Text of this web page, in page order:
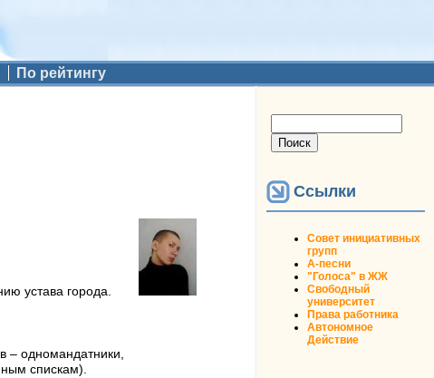
По рейтингу
устава города.
– одномандатники,
спискам).
Ссылки
Совет инициативных
групп
А-песни
"Голоса" в ЖЖ
Свободный
университет
Права работника
Автономное
Действие